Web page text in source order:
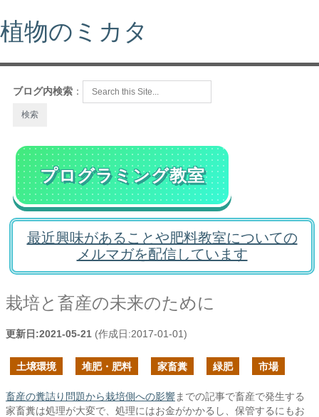
植物のミカタ
ブログ内検索 ：
プログラミング教室
最近興味があることや肥料教室についての
メルマガを配信しています
栽培と畜産の未来のために
更新日:2021-05-21 (作成日:2017-01-01)
土壌環境 堆肥・肥料 家畜糞 緑肥 市場
畜産の糞詰り問題から栽培側への影響までの記事で畜産で発生する
家畜糞は処理が大変で、処理にはお金がかかるし、保管するにもお